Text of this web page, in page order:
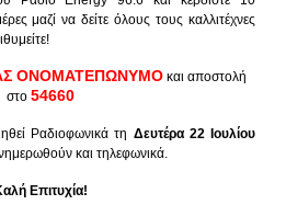
μαζί να δείτε όλους τους καλλιτέχνες
ΟΝΟΜΑΤΕΠΩΝΥΜΟ και αποστολή
στο 54660
Ραδιοφωνικά τη Δευτέρα 22 Ιουλίου
και τηλεφωνικά.
Επιτυχία!